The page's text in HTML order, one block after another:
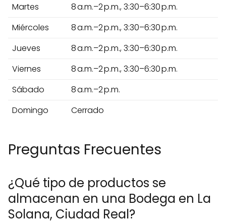
Martes
8 a.m.–2 p.m., 3:30–6:30 p.m.
Miércoles
8 a.m.–2 p.m., 3:30–6:30 p.m.
Jueves
8 a.m.–2 p.m., 3:30–6:30 p.m.
Viernes
8 a.m.–2 p.m., 3:30–6:30 p.m.
Sábado
8 a.m.–2 p.m.
Domingo
Cerrado
Preguntas Frecuentes
¿Qué tipo de productos se
almacenan en una Bodega en La
Solana, Ciudad Real?